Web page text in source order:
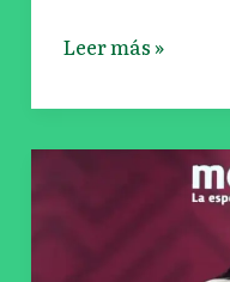
Leer más »
llama